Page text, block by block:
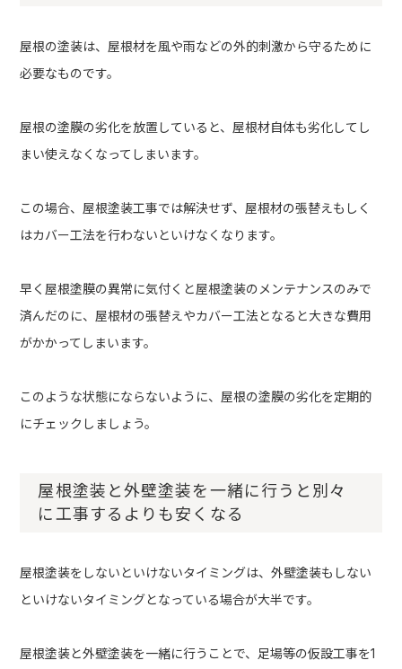
屋根の塗装は、屋根材を風や雨などの外的刺激から守るために
必要なものです。
屋根の塗膜の劣化を放置していると、屋根材自体も劣化してし
まい使えなくなってしまいます。
この場合、屋根塗装工事では解決せず、屋根材の張替えもしく
はカバー工法を行わないといけなくなります。
早く屋根塗膜の異常に気付くと屋根塗装のメンテナンスのみで
済んだのに、屋根材の張替えやカバー工法となると大きな費用
がかかってしまいます。
このような状態にならないように、屋根の塗膜の劣化を定期的
にチェックしましょう。
屋根塗装と外壁塗装を一緒に行うと別々
に工事するよりも安くなる
屋根塗装をしないといけないタイミングは、外壁塗装もしない
といけないタイミングとなっている場合が大半です。
屋根塗装と外壁塗装を一緒に行うことで、足場等の仮設工事を1